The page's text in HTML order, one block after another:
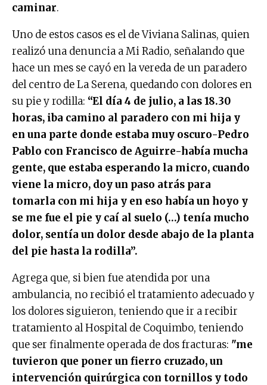
caminar.
Uno de estos casos es el de Viviana Salinas, quien
realizó una denuncia a Mi Radio, señalando que
hace un mes se cayó en la vereda de un paradero
del centro de La Serena, quedando con dolores en
su pie y rodilla: “El día 4 de julio, a las 18.30
horas, iba camino al paradero con mi hija y
en una parte donde estaba muy oscuro-Pedro
Pablo con Francisco de Aguirre-había mucha
gente, que estaba esperando la micro, cuando
viene la micro, doy un paso atrás para
tomarla con mi hija y en eso había un hoyo y
se me fue el pie y caí al suelo (…) tenía mucho
dolor, sentía un dolor desde abajo de la planta
del pie hasta la rodilla”.
Agrega que, si bien fue atendida por una
ambulancia, no recibió el tratamiento adecuado y
los dolores siguieron, teniendo que ir a recibir
tratamiento al Hospital de Coquimbo, teniendo
que ser finalmente operada de dos fracturas: "me
tuvieron que poner un fierro cruzado, un
intervención quirúrgica con tornillos y todo